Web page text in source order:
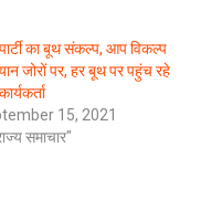
का बूथ संकल्प, आप विकल्प
जोरों पर, हर बूथ पर पहुंच रहे
15, 2021
समाचार"